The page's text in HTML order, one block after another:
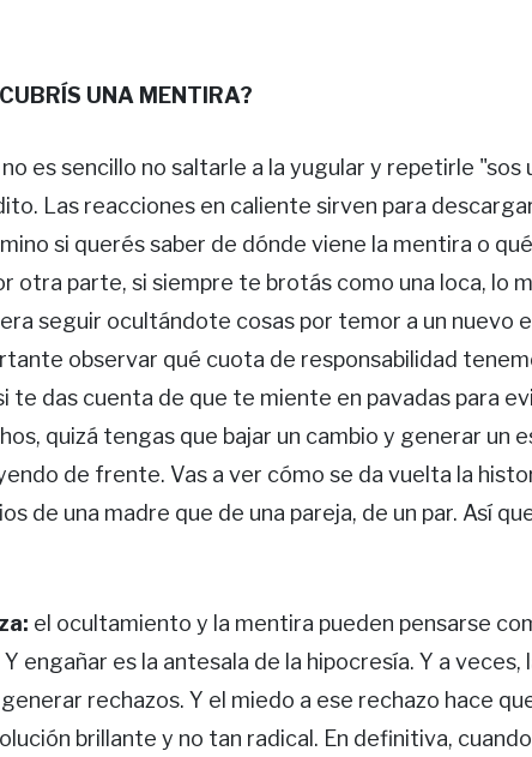
UNA MENTIRA?
no es sencillo no saltarle a la yugular y repetirle "sos
Las reacciones en caliente sirven para
si querés saber de dónde viene la mentira o
otra parte, si siempre te brotás como una loca, lo
seguir ocultándote cosas por temor a un nuevo
observar qué cuota de responsabilidad
te das cuenta de que te miente en pavadas para
quizá tengas que bajar un cambio y generar un
de frente. Vas a ver cómo se da vuelta la
de una madre que de una pareja, de un par. Así
el ocultamiento y la mentira pueden pensarse
engañar es la antesala de la hipocresía. Y a veces,
rechazos. Y el miedo a ese rechazo hace
brillante y no tan radical. En definitiva,